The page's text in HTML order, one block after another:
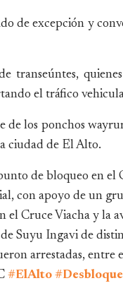
de excepción y
transeúntes,
el tráfico
los ponchos
ciudad de El Alto.
de bloqueo en el
con apoyo de un
el Cruce Viacha y la
Suyu Ingavi de
arrestadas, entre
#ElAlto